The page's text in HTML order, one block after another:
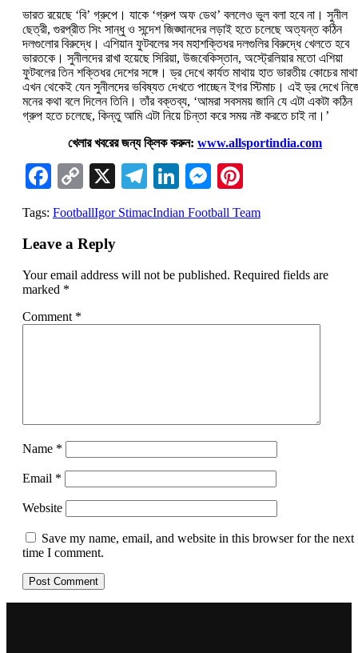
ভারত রয়েছে ‘বি’ গ্রুপে। যাকে ‘গ্রুপ অফ ডেথ’ বললেও ভুল বলা হবে না। সুনীল
ছেত্রী, গুরপ্রীত সিং সান্ধু ও সন্দেশ জিঙ্ঘানদের লড়াই হতে চলেছে অত্যন্ত কঠিন
দলগুলোর বিরুদ্ধে। এশিয়ান ফুটবলের সব মহাশক্তিধর দলগুলির বিরুদ্ধে খেলতে হবে
ভারতকে। সুনীলদের রাখা হয়েছে সিরিয়া, উজবেকিস্তান, অস্ট্রেলিয়ার মতো এশিয়া
ফুটবলের তিন শক্তিধর দেশের সঙ্গে। ড্র দেখে কার্যত মাথায় হাত ভারতীয় কোচের
এখন থেকেই যেন সুনীলদের ভবিষ্যত দেখতে পাচ্ছেন ইগর স্টিমাচ। এই ড্র দেখে
মনের কথা বলে দিলেন তিনি। তাঁর বক্তব্য, ‘আমরা সবসময় জানি যে এটা একটা কঠিন
গ্রুপ হতে চলেছে, কিন্তু আমি এটা নিয়ে চিন্তা করে সময় নষ্ট করতে চাই না।’
খেলার খবরের জন্য ক্লিক করুন: www.allsportindia.com
Facebook
Copy
Link
X Telegram
LinkedIn
Messenger
Tags: FootballIgor StimacIndian Football Team
Leave a Reply
Your email address will not be published. Required fields are
marked *
Comment *
Name *
Email *
Website
Save my name, email, and website in this browser for the next
time I comment.